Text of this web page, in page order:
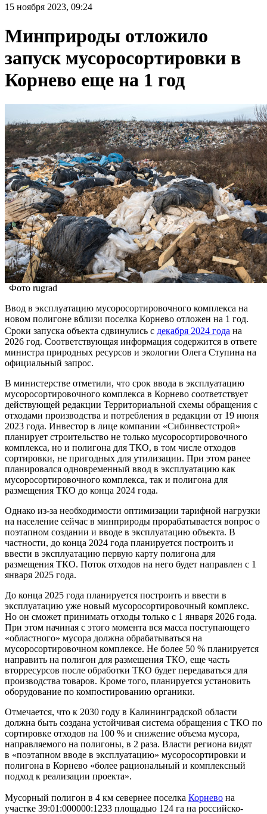
15 ноября 2023, 09:24
Минприроды отложило
запуск мусоросортировки в
Корнево еще на 1 год
Фото rugrad
Ввод в эксплуатацию мусоросортировочного комплекса на
новом полигоне вблизи поселка Корнево отложен на 1 год.
Сроки запуска объекта сдвинулись с декабря 2024 года на
2026 год. Соответствующая информация содержится в ответе
министра природных ресурсов и экологии Олега Ступина на
официальный запрос.
В министерстве отметили, что срок ввода в эксплуатацию
мусоросортировочного комплекса в Корнево соответствует
действующей редакции Территориальной схемы обращения с
отходами производства и потребления в редакции от 19 июня
2023 года. Инвестор в лице компании «Сибинвестстрой»
планирует строительство не только мусоросортировочного
комплекса, но и полигона для ТКО, в том числе отходов
сортировки, не пригодных для утилизации. При этом ранее
планировался одновременный ввод в эксплуатацию как
мусоросортировочного комплекса, так и полигона для
размещения ТКО до конца 2024 года.
Однако из-за необходимости оптимизации тарифной нагрузки
на население сейчас в минприроды прорабатывается вопрос о
поэтапном создании и вводе в эксплуатацию объекта. В
частности, до конца 2024 года планируется построить и
ввести в эксплуатацию первую карту полигона для
размещения ТКО. Поток отходов на него будет направлен с 1
января 2025 года.
До конца 2025 года планируется построить и ввести в
эксплуатацию уже новый мусоросортировочный комплекс.
Но он сможет принимать отходы только с 1 января 2026 года.
При этом начиная с этого момента вся масса поступающего
«областного» мусора должна обрабатываться на
мусоросортировочном комплексе. Не более 50 % планируется
направить на полигон для размещения ТКО, еще часть
вторресурсов после обработки ТКО будет передаваться для
производства товаров. Кроме того, планируется установить
оборудование по компостированию органики.
Отмечается, что к 2030 году в Калининградской области
должна быть создана устойчивая система обращения с ТКО по
сортировке отходов на 100 % и снижение объема мусора,
направляемого на полигоны, в 2 раза. Власти региона видят
в «поэтапном вводе в эксплуатацию» мусоросортировки и
полигона в Корнево «более рациональный и комплексный
подход к реализации проекта».
Мусорный полигон в 4 км севернее поселка Корнево на
участке 39:01:000000:1233 площадью 124 га на российско-